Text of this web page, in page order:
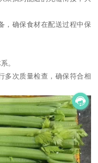
，确保食材在配送过程中保
。
多次质量检查，确保符合相